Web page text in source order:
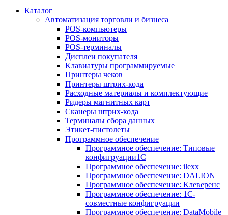
Каталог
Автоматизация торговли и бизнеса
POS-компьютеры
POS-мониторы
POS-терминалы
Дисплеи покупателя
Клавиатуры программируемые
Принтеры чеков
Принтеры штрих-кода
Расходные материалы и комплектующие
Ридеры магнитных карт
Сканеры штрих-кода
Терминалы сбора данных
Этикет-пистолеты
Программное обеспечение
Программное обеспечение: Типовые
конфигруации1С
Программное обеспечение: ilexx
Программное обеспечение: DALION
Программное обеспечение: Клеверенс
Программное обеспечение: 1С-
совместные конфигруации
Программное обеспечение: DataMobile